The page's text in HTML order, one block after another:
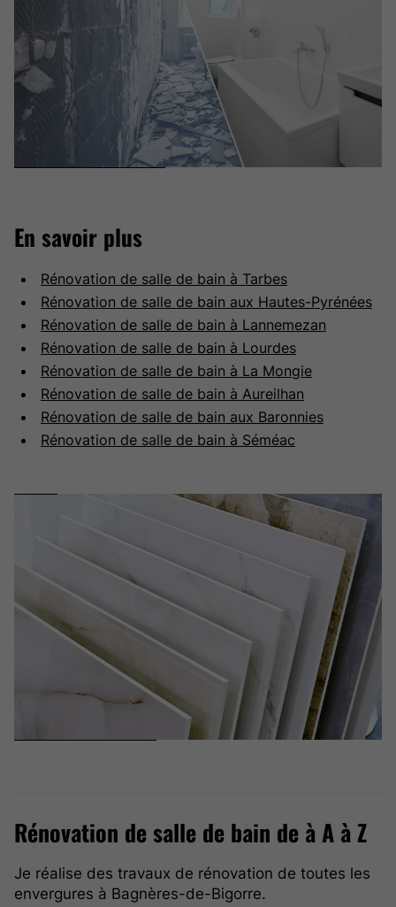
En savoir plus
​​​​​Rénovation de salle de bain à Tarbes
Rénovation de salle de bain aux Hautes-Pyrénées
Rénovation de salle de bain à Lannemezan
Rénovation de salle de bain à Lourdes
Rénovation de salle de bain à La Mongie
Rénovation de salle de bain à Aureilhan
Rénovation de salle de bain aux Baronnies
Rénovation de salle de bain à Séméac
Rénovation de salle de bain de à A à Z
Je réalise des travaux de rénovation de toutes les
envergures à Bagnères-de-Bigorre.